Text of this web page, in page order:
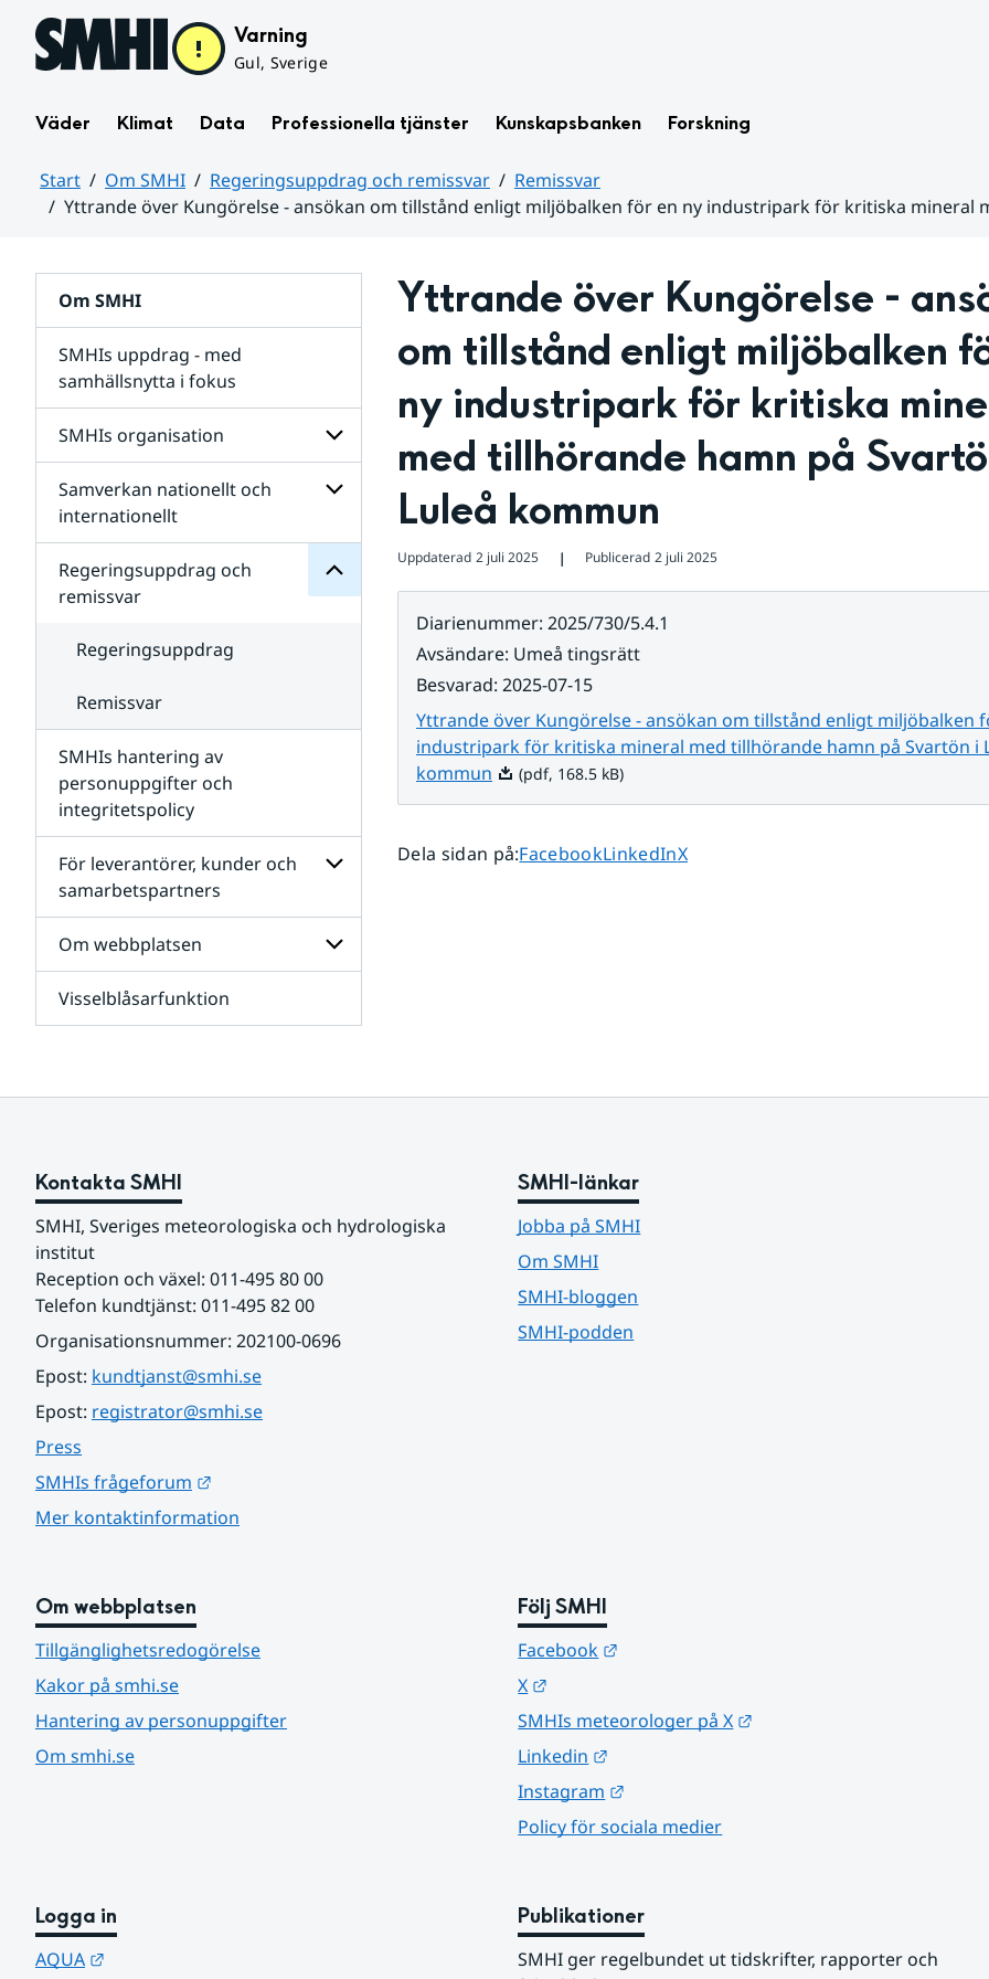
Hoppa till sidans innehåll Varning
Gul, Sverige
Väder Klimat Data Professionella tjänster Kunskapsbanken Forskning
Start Om SMHI Regeringsuppdrag och remissvar
Remissvar
Yttrande över Kungörelse - ansökan om tillstånd enligt miljöbalken för en ny industripark för kritiska mineral
Om SMHI
SMHIs uppdrag - med
samhällsnytta i fokus
SMHIs organisation
Undersidor
organisation
Samverkan nationellt och
internationellt
Undersidor
för
Samverkan
internationellt
Regeringsuppdrag och
remissvar
för
Regeringsuppdrag
remissvar
Regeringsuppdrag
Remissvar
SMHIs hantering av
personuppgifter och
integritetspolicy
För leverantörer, kunder och
samarbetspartners
Undersidor
för
och
Om webbplatsen
för
Visselblåsarfunktion
Yttrande över Kungörelse -
om tillstånd enligt miljöbalken
ny industripark för kritiska
med tillhörande hamn på
Luleå kommun
Uppdaterad 2 juli 2025 ❘ Publicerad 2 juli 2025
Diarienummer: 2025/730/5.4.1
Avsändare: Umeå tingsrätt
Besvarad: 2025-07-15
Yttrande över Kungörelse - ansökan om tillstånd enligt miljöbalken
industripark för kritiska mineral med tillhörande hamn på Svartön i
kommunPdf, 168.5 kB.
(pdf, 168.5 kB)
Dela sidan på:Dela sidan på
FacebookDela sidan på
LinkedInDela sidan på
X
Kontakta SMHI
SMHI, Sveriges meteorologiska och hydrologiska
institut
Reception och växel: 011-495 80 00
Telefon kundtjänst: 011-495 82 00
Organisationsnummer: 202100-0696
Epost: kundtjanst@smhi.se
Epost: registrator@smhi.se
Press
SMHIs frågeforum
Mer kontaktinformation
SMHI-länkar
Jobba på SMHI
Om SMHI
SMHI-bloggen
SMHI-podden
Om webbplatsen
Tillgänglighetsredogörelse
Kakor på smhi.se
Hantering av personuppgifter
Om smhi.se
Följ SMHI
Facebook
X
SMHIs meteorologer på X
Linkedin
Instagram
Policy för sociala medier
Logga in
AQUA
Publikationer
SMHI ger regelbundet ut tidskrifter, rapporter och